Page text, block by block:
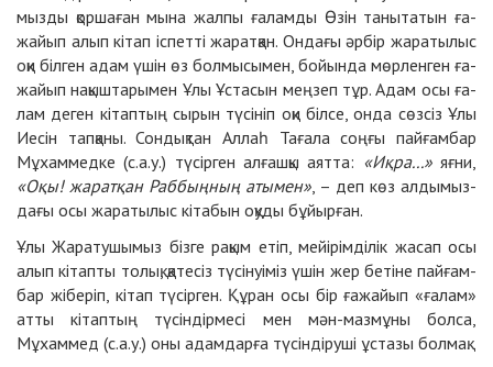
мыз­ды қор­ша­ған мы­на жал­пы ға­лам­ды Өзін та­ны­та­тын ға­
жай­ып алып кі­тап іс­пет­ті жа­рат­қан. Он­да­ғы әр­бір жара­ты­лыс
оқи біл­ген адам үшін өз бол­мы­сы­мен, бой­ын­да мөр­лен­ген ға­
жай­ып на­қыш­та­ры­мен Ұлы Ұс­та­сын мең­зеп тұр. Адам осы ға­
лам де­ген кі­тап­тың сы­рын тү­сі­ніп оқи біл­се, он­да сөз­сіз Ұлы
Ие­сін тап­қа­ны. Сон­дық­тан Аллаһ Та­ға­ла соң­ғы пай­ғам­бар
Мұхаммед­ке (с.а.у.) тү­сір­ген ал­ғаш­қы аят­та: «Иқ­ра...»яғ­ни,
«Оқы! жа­рат­қан Раб­бың­ның аты­мен», – деп көз ал­ды­мыз­
да­ғы осы жа­ра­ты­лыс кі­та­бын оқу­ды бұй­ыр­ған.
Ұлы Жа­ра­ту­шы­мыз біз­ге ра­қым етіп, мейі­рім­ді­лік жа­сап осы
алып кі­тап­ты то­лық, қа­те­сіз тү­сі­нуіміз үшін жер бе­ті­не пай­ғам­
бар жі­бе­ріп, кі­тап тү­сір­ген. Құ­ран осы бір ға­жай­ып «ға­лам»
ат­ты кі­тап­тың тү­сін­дір­ме­сі мен мән-маз­мұ­ны бол­са,
Мұхаммед (с.а.у.) оны адам­дар­ға түсін­ді­ру­ші ұс­та­зы бол­мақ.